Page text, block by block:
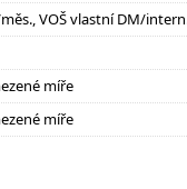
VOŠ vlastní DM/
míře
míře